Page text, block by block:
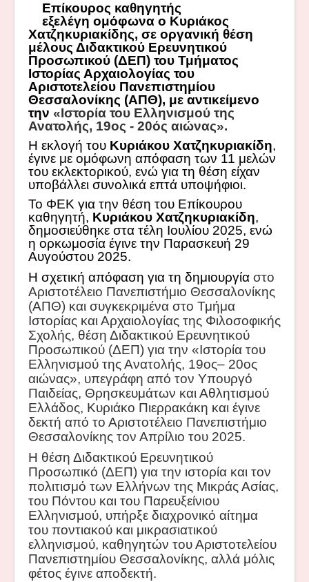
Επίκουρος καθηγητής
εξελέγη ομόφωνα ο Κυριάκος
Χατζηκυριακίδης, σε οργανική θέση
μέλους Διδακτικού Ερευνητικού
Προσωπικού (ΔΕΠ) του Τμήματος
Ιστορίας Αρχαιολογίας του
Αριστοτελείου Πανεπιστημίου
Θεσσαλονίκης (ΑΠΘ), με αντικείμενο
την «Ιστορία του Ελληνισμού της
Ανατολής, 19ος - 20ός αιώνας».
Η εκλογή του Κυριάκου Χατζηκυριακίδη,
έγινε με ομόφωνη απόφαση των 11 μελών
του εκλεκτορικού, ενώ για τη θέση είχαν
υποβάλλει συνολικά επτά υποψήφιοι.
Το ΦΕΚ για την θέση του Επίκουρου
καθηγητή, Κυριάκου Χατζηκυριακίδη,
δημοσιεύθηκε στα τέλη Ιουλίου 2025, ενώ
η ορκωμοσία έγινε την Παρασκευή 29
Αυγούστου 2025.
Η σχετική απόφαση για τη δημιουργία στο
Αριστοτέλειο Πανεπιστήμιο Θεσσαλονίκης
(ΑΠΘ) και συγκεκριμένα στο Τμήμα
Ιστορίας και Αρχαιολογίας της Φιλοσοφικής
Σχολής, θέση Διδακτικού Ερευνητικού
Προσωπικού (ΔΕΠ) για την «Ιστορία του
Ελληνισμού της Ανατολής, 19ος– 20ος
αιώνας», υπεγράφη από τον Υπουργό
Παιδείας, Θρησκευμάτων και Αθλητισμού
Ελλάδος, Κυριάκο Πιερρακάκη και έγινε
δεκτή από το Αριστοτέλειο Πανεπιστήμιο
Θεσσαλονίκης τον Απρίλιο του 2025.
Η θέση Διδακτικού Ερευνητικού
Προσωπικό (ΔΕΠ) για την ιστορία και τον
πολιτισμό των Ελλήνων της Μικράς Ασίας,
του Πόντου και του Παρευξείνιου
Ελληνισμού, υπήρξε διαχρονικό αίτημα
του ποντιακού και μικρασιατικού
ελληνισμού, καθηγητών του Αριστοτελείου
Πανεπιστημίου Θεσσαλονίκης, αλλά μόλις
φέτος έγινε αποδεκτή.